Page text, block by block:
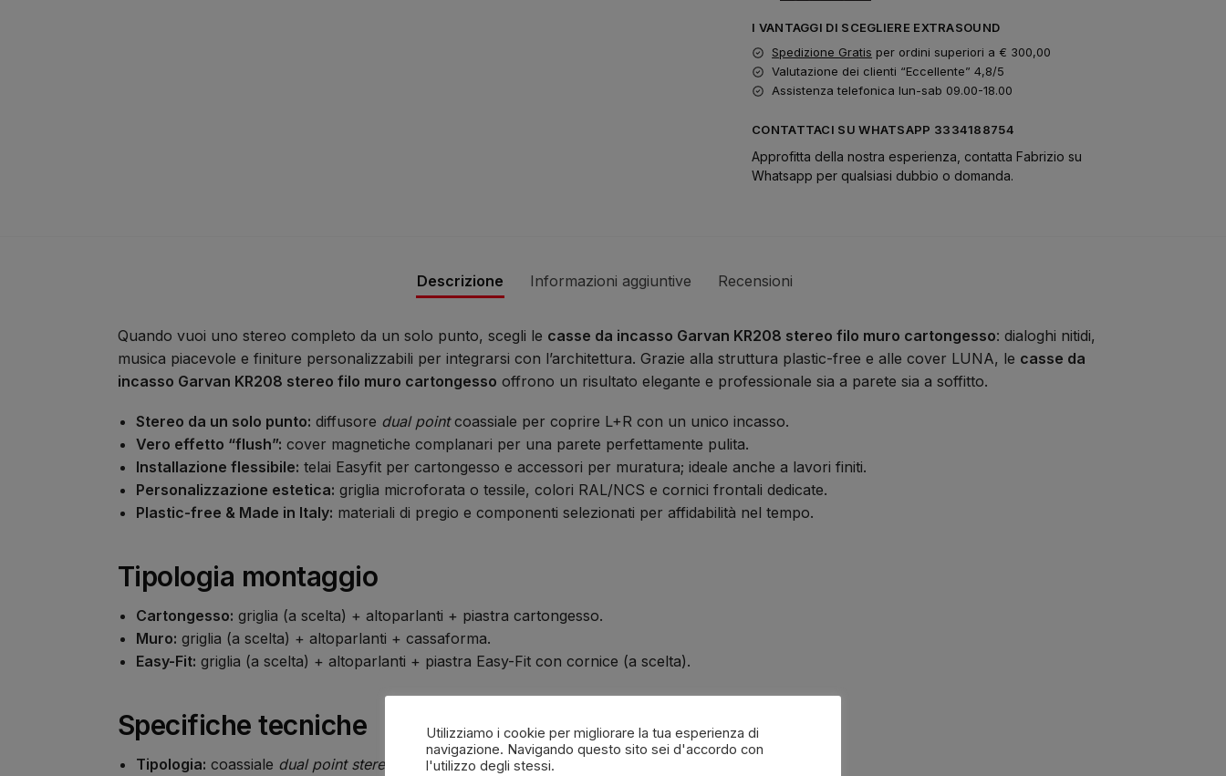
I VANTAGGI DI SCEGLIERE EXTRASOUND
Spedizione Gratis per ordini superiori a € 300,00
Valutazione dei clienti “Eccellente” 4,8/5
Assistenza telefonica lun-sab 09.00-18.00
CONTATTACI SU WHATSAPP 3334188754
Approfitta della nostra esperienza, contatta Fabrizio su
Whatsapp per qualsiasi dubbio o domanda.
Descrizione Informazioni aggiuntive Recensioni
Quando vuoi uno stereo completo da un solo punto, scegli le casse da incasso Garvan KR208 stereo filo muro cartongesso: dialoghi nitidi,
musica piacevole e finiture personalizzabili per integrarsi con l’architettura. Grazie alla struttura plastic-free e alle cover LUNA, le casse da
incasso Garvan KR208 stereo filo muro cartongesso offrono un risultato elegante e professionale sia a parete sia a soffitto.
Stereo da un solo punto: diffusore dual pointcoassiale per coprire L+R con un unico incasso.
Vero effetto “flush”: cover magnetiche complanari per una parete perfettamente pulita.
Installazione flessibile: telai Easyfit per cartongesso e accessori per muratura; ideale anche a lavori finiti.
Personalizzazione estetica: griglia microforata o tessile, colori RAL/NCS e cornici frontali dedicate.
Plastic-free & Made in Italy: materiali di pregio e componenti selezionati per affidabilità nel tempo.
Tipologia montaggio
Cartongesso: griglia (a scelta) + altoparlanti + piastra cartongesso.
Muro: griglia (a scelta) + altoparlanti + cassaforma.
Easy-Fit: griglia (a scelta) + altoparlanti + piastra Easy-Fit con cornice (a scelta).
Specifiche tecniche
Tipologia: coassiale dual point stereo
(L+R da un solo diffusore)
Utilizziamo i cookie per migliorare la tua esperienza di
navigazione. Navigando questo sito sei d'accordo con
l'utilizzo degli stessi.